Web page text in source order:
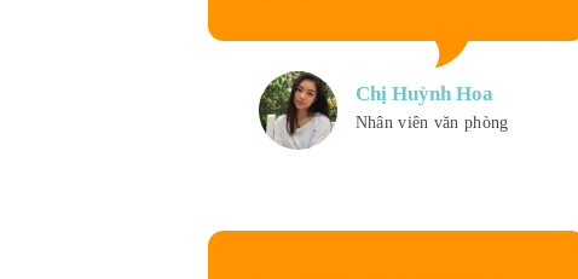
Chị Huỳnh Hoa
Nhân viên văn phòng